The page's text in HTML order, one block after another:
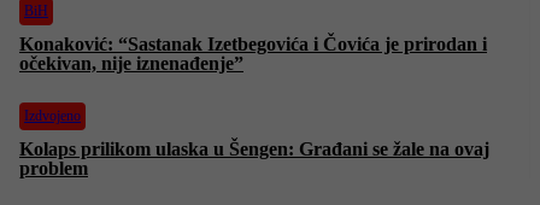
BiH
Konaković: “Sastanak Izetbegovića i Čovića je prirodan i
očekivan, nije iznenađenje”
Izdvojeno
Kolaps prilikom ulaska u Šengen: Građani se žale na ovaj
problem